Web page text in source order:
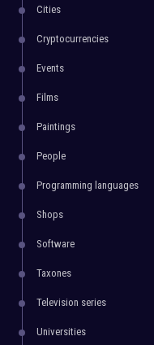
Cities
Cryptocurrencies
Events
Films
Paintings
People
Programming languages
Shops
Software
Taxones
Television series
Universities